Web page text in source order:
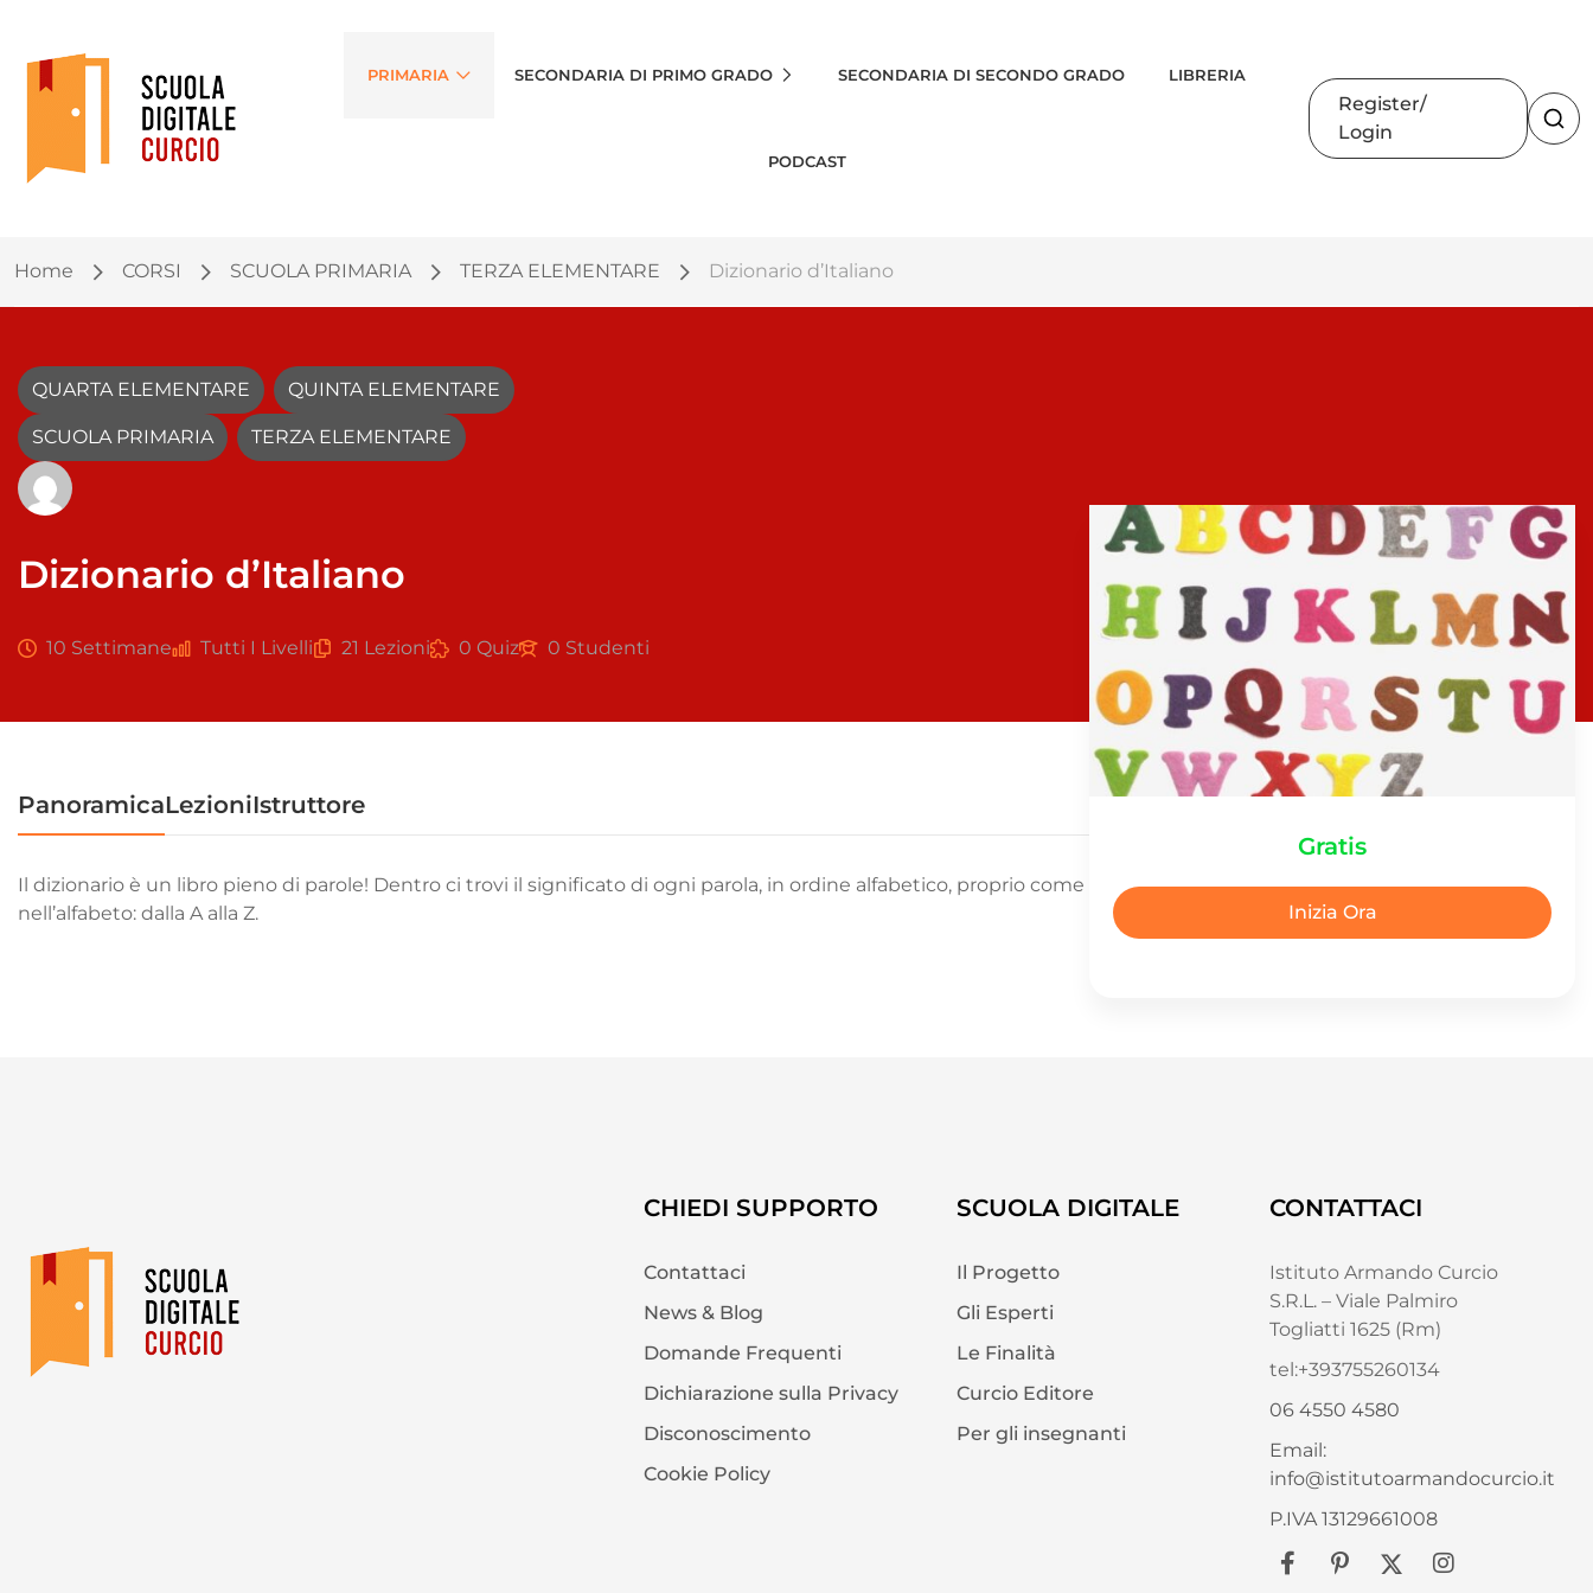
PRIMARIA SECONDARIA DI PRIMO GRADO SECONDARIA DI SECONDO GRADO LIBRERIA
PODCAST
Register
Login
Home CORSI SCUOLA PRIMARIA TERZA ELEMENTARE Dizionario d’Italiano
QUARTA ELEMENTARE QUINTA ELEMENTARE
SCUOLA PRIMARIA TERZA ELEMENTARE
Dizionario d’Italiano
10 Settimane Tutti I Livelli 21 Lezioni 0 Quiz 0 Studenti
PanoramicaLezioniIstruttore
Il dizionario è un libro pieno di parole! Dentro ci trovi il significato di ogni parola, in ordine alfabetico, proprio come
nell’alfabeto: dalla A alla Z.
Gratis
Inizia Ora
CHIEDI SUPPORTO
Contattaci
News & Blog
Domande Frequenti
Dichiarazione sulla Privacy
Disconoscimento
Cookie Policy
SCUOLA DIGITALE
Il Progetto
Gli Esperti
Le Finalità
Curcio Editore
Per gli insegnanti
CONTATTACI
Istituto Armando Curcio
S.R.L. – Viale Palmiro
Togliatti 1625 (Rm)
tel:+393755260134
06 4550 4580
Email:
info@istitutoarmandocurcio.it
P.IVA 13129661008